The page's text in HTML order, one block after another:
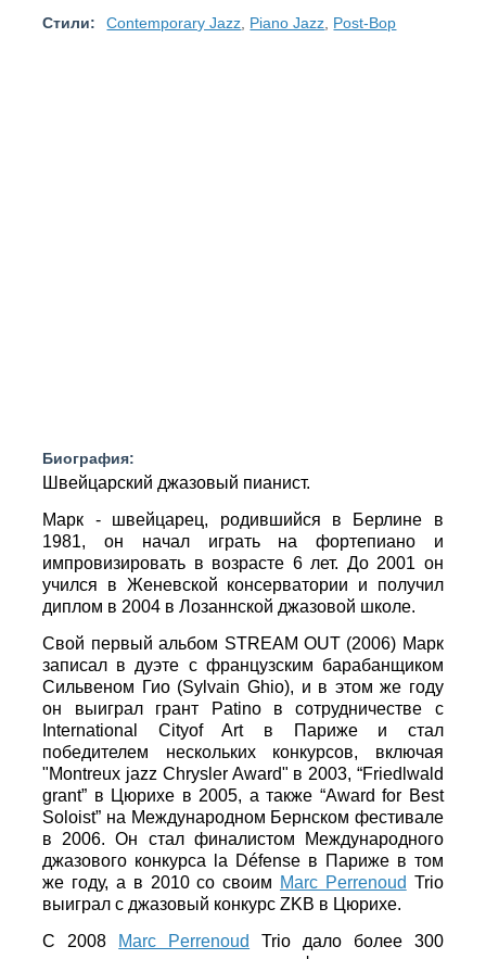
Стили:
Contemporary Jazz Piano Jazz Post-Bop
Биография:
Швейцарский джазовый пианист.
Марк - швейцарец, родившийся в Берлине в
1981, он начал играть на фортепиано и
импровизировать в возрасте 6 лет. До 2001 он
учился в Женевской консерватории и получил
диплом в 2004 в Лозаннской джазовой школе.
Cвой первый альбом STREAM OUT (2006) Марк
записал в дуэте с французским барабанщиком
Сильвеном Гио (Sylvain Ghio), и в этом же году
он выиграл грант Patino в сотрудничестве с
International Cityof Art в Париже и стал
победителем нескольких конкурсов, включая
"Montreux jazz Chrysler Award" в 2003, “Friedlwald
grant” в Цюрихе в 2005, а также “Award for Best
Soloist” на Международном Бернском фестивале
в 2006. Он стал финалистом Международного
джазового конкурса la Défense в Париже в том
же году, а в 2010 со своим Marc Perrenoud Trio
выиграл с джазовый конкурс ZKB в Цюрихе.
С 2008
Marc Perrenoud
Trio дало более 300